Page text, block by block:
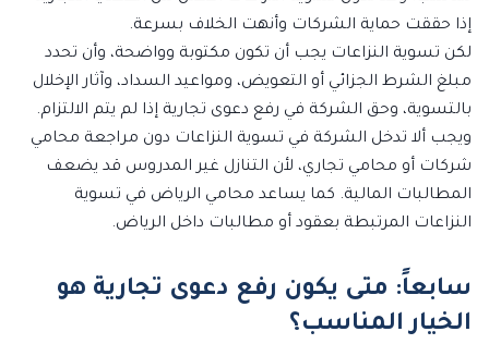
إذا حققت حماية الشركات وأنهت الخلاف بسرعة.
لكن تسوية النزاعات يجب أن تكون مكتوبة وواضحة، وأن تحدد
مبلغ الشرط الجزائي أو التعويض، ومواعيد السداد، وآثار الإخلال
بالتسوية، وحق الشركة في رفع دعوى تجارية إذا لم يتم الالتزام.
ويجب ألا تدخل الشركة في تسوية النزاعات دون مراجعة محامي
شركات أو محامي تجاري، لأن التنازل غير المدروس قد يضعف
المطالبات المالية. كما يساعد محامي الرياض في تسوية
النزاعات المرتبطة بعقود أو مطالبات داخل الرياض.
سابعاً: متى يكون رفع دعوى تجارية هو
الخيار المناسب؟